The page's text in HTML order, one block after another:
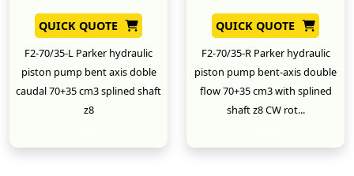
QUICK QUOTE
F2-70/35-L Parker hydraulic
piston pump bent axis doble
caudal 70+35 cm3 splined shaft
z8
QUICK QUOTE
F2-70/35-R Parker hydraulic
piston pump bent-axis double
flow 70+35 cm3 with splined
shaft z8 CW rot...